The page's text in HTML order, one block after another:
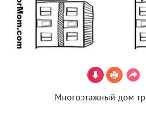
Многоэтажный дом